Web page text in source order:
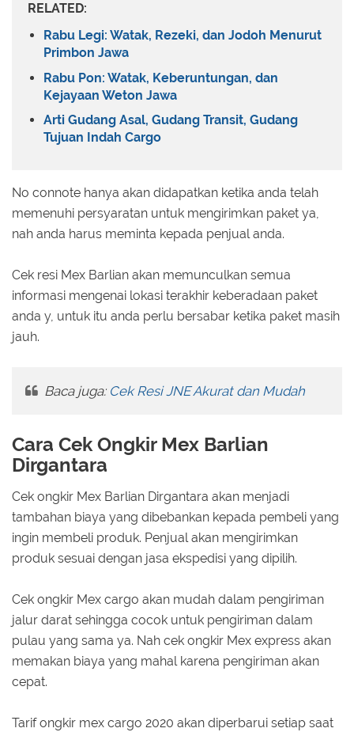
RELATED:
Rabu Legi: Watak, Rezeki, dan Jodoh Menurut
Primbon Jawa
Rabu Pon: Watak, Keberuntungan, dan
Kejayaan Weton Jawa
Arti Gudang Asal, Gudang Transit, Gudang
Tujuan Indah Cargo
No connote hanya akan didapatkan ketika anda telah
memenuhi persyaratan untuk mengirimkan paket ya,
nah anda harus meminta kepada penjual anda.
Cek resi Mex Barlian akan memunculkan semua
informasi mengenai lokasi terakhir keberadaan paket
anda y, untuk itu anda perlu bersabar ketika paket masih
jauh.
Baca juga: Cek Resi JNE Akurat dan Mudah
Cara Cek Ongkir Mex Barlian
Dirgantara
Cek ongkir Mex Barlian Dirgantara akan menjadi
tambahan biaya yang dibebankan kepada pembeli yang
ingin membeli produk. Penjual akan mengirimkan
produk sesuai dengan jasa ekspedisi yang dipilih.
Cek ongkir Mex cargo akan mudah dalam pengiriman
jalur darat sehingga cocok untuk pengiriman dalam
pulau yang sama ya. Nah cek ongkir Mex express akan
memakan biaya yang mahal karena pengiriman akan
cepat.
Tarif ongkir mex cargo 2020 akan diperbarui setiap saat